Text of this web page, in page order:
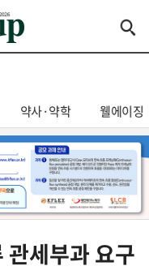
약사·약학 웰에이징
세부과 요구